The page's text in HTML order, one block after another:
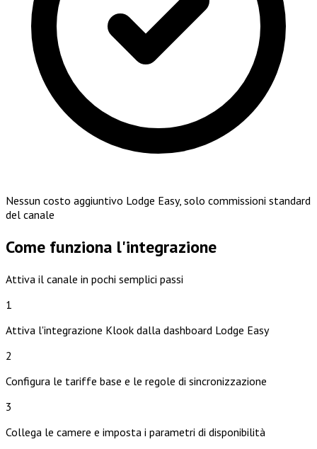
Nessun costo aggiuntivo Lodge Easy, solo commissioni standard
del canale
Come funziona l'integrazione
Attiva il canale in pochi semplici passi
1
Attiva l'integrazione Klook dalla dashboard Lodge Easy
2
Configura le tariffe base e le regole di sincronizzazione
3
Collega le camere e imposta i parametri di disponibilità